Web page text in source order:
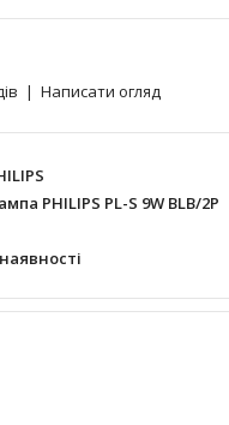
| Написати огляд
PHILIPS PL-S 9W BLB/2P